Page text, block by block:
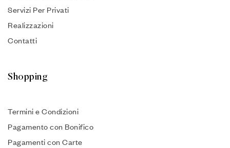
Servizi Per Privati
Realizzazioni
Contatti
Shopping
Termini e Condizioni
Pagamento con Bonifico
Pagamenti con Carte